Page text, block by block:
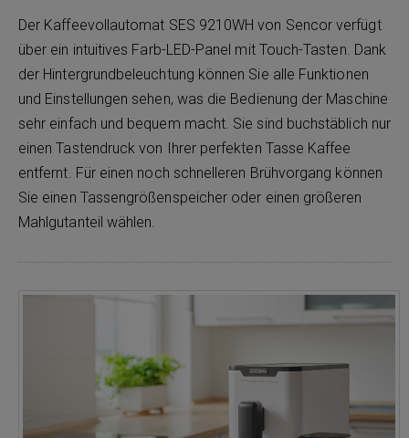
Der Kaffeevollautomat SES 9210WH von Sencor verfügt
über ein intuitives Farb-LED-Panel mit Touch-Tasten. Dank
der Hintergrundbeleuchtung können Sie alle Funktionen
und Einstellungen sehen, was die Bedienung der Maschine
sehr einfach und bequem macht. Sie sind buchstäblich nur
einen Tastendruck von Ihrer perfekten Tasse Kaffee
entfernt. Für einen noch schnelleren Brühvorgang können
Sie einen Tassengrößenspeicher oder einen größeren
Mahlgutanteil wählen.